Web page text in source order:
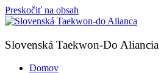
Preskočiť na obsah
Slovenská Taekwon-Do Aliancia
Domov